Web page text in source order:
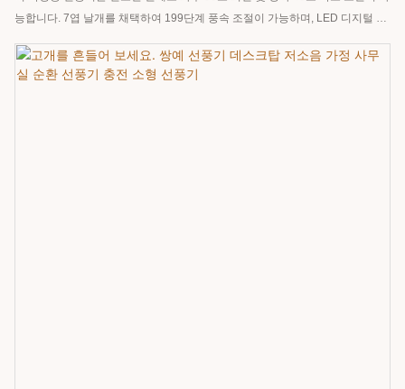
능합니다. 7엽 날개를 채택하여 199단계 풍속 조절이 가능하며, LED 디지털 디
간 만에 완충되며, 최대 12시간 동안 사용 가능합니다. 강력한 바람과 긴 배터리
수명으로 가정 및 사무실에서 사용하기에 적합합니다.